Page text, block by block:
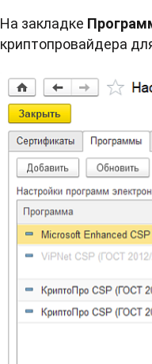
На закладке
криптопровайдера